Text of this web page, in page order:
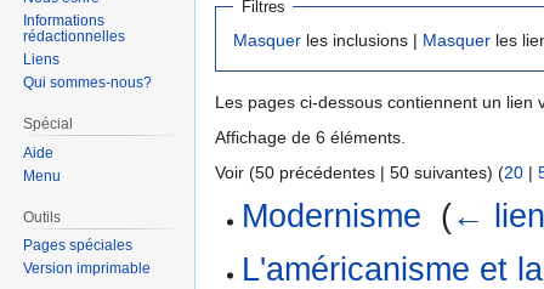
Filtres
Masquer les inclusions | Masquer les
Les pages ci-dessous contiennent un lien
Affichage de 6 éléments.
Voir (50 précédentes | 50 suivantes) (20 |
Modernisme (←
L'américanisme et
Informations
rédactionnelles
Liens
Qui sommes-nous?
Spécial
Aide
Menu
Outils
Pages spéciales
Version imprimable